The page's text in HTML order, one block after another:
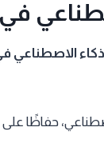
في
الاصطناعي
حفاظًا على